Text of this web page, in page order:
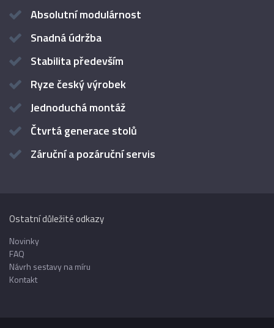
Absolutní modulárnost
Snadná údržba
Stabilita především
Ryze český výrobek
Jednoduchá montáž
Čtvrtá generace stolů
Záruční a pozáruční servis
Ostatní důležité odkazy
Novinky
FAQ
Návrh sestavy na míru
Kontakt